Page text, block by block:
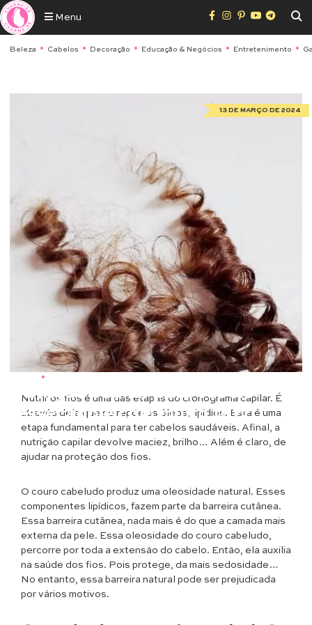
Menu
Beleza Cabelos Decoração Educação & Negócios Entretenimento
•
Nutrição capilar para cabelo
ressecado e com muito frizz
13 DE MARÇO DE 2024
Nutrir os fios é uma das etapas do cronograma capilar. É
através dela que se repõe os óleos, lipídios. Esta é uma
etapa fundamental para ter cabelos saudáveis. Afinal, a
nutrição capilar devolve maciez, brilho… Além é claro, de
ajudar na proteção dos fios.
O couro cabeludo produz uma oleosidade natural. Esses
componentes lipídicos, fazem parte da barreira cutânea.
Essa barreira cutânea, nada mais é do que a camada mais
externa da pele. Essa oleosidade do couro cabeludo,
percorre por toda a extensão do cabelo. Então, ela auxilia
na saúde dos fios. Pois protege, da mais sedosidade…
No entanto, essa barreira natural pode ser prejudicada
por vários motivos.